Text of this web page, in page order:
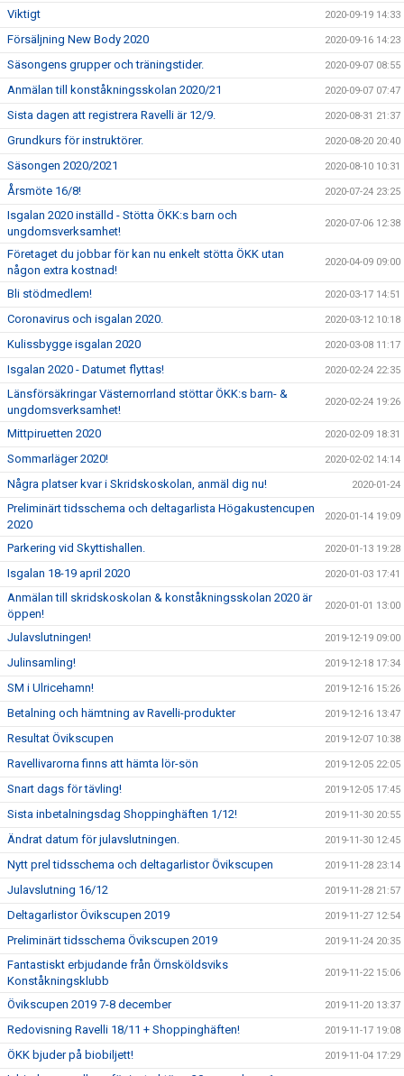
Viktigt 2020-09-19 14:33
Försäljning New Body 2020 2020-09-16 14:23
Säsongens grupper och träningstider. 2020-09-07 08:55
Anmälan till konståkningsskolan 2020/21 2020-09-07 07:47
Sista dagen att registrera Ravelli är 12/9. 2020-08-31 21:37
Grundkurs för instruktörer. 2020-08-20 20:40
Säsongen 2020/2021 2020-08-10 10:31
Årsmöte 16/8! 2020-07-24 23:25
Isgalan 2020 inställd - Stötta ÖKK:s barn och
ungdomsverksamhet!
2020-07-06 12:38
Företaget du jobbar för kan nu enkelt stötta ÖKK utan
någon extra kostnad!
2020-04-09 09:00
Bli stödmedlem! 2020-03-17 14:51
Coronavirus och isgalan 2020. 2020-03-12 10:18
Kulissbygge isgalan 2020 2020-03-08 11:17
Isgalan 2020 - Datumet flyttas! 2020-02-24 22:35
Länsförsäkringar Västernorrland stöttar ÖKK:s barn- &
ungdomsverksamhet!
2020-02-24 19:26
Mittpiruetten 2020 2020-02-09 18:31
Sommarläger 2020! 2020-02-02 14:14
Några platser kvar i Skridskoskolan, anmäl dig nu! 2020-01-24
Preliminärt tidsschema och deltagarlista Högakustencupen
2020
2020-01-14 19:09
Parkering vid Skyttishallen. 2020-01-13 19:28
Isgalan 18-19 april 2020 2020-01-03 17:41
Anmälan till skridskoskolan & konståkningsskolan 2020 är
öppen!
2020-01-01 13:00
Julavslutningen! 2019-12-19 09:00
Julinsamling! 2019-12-18 17:34
SM i Ulricehamn! 2019-12-16 15:26
Betalning och hämtning av Ravelli-produkter 2019-12-16 13:47
Resultat Övikscupen 2019-12-07 10:38
Ravellivarorna finns att hämta lör-sön 2019-12-05 22:05
Snart dags för tävling! 2019-12-05 17:45
Sista inbetalningsdag Shoppinghäften 1/12! 2019-11-30 20:55
Ändrat datum för julavslutningen. 2019-11-30 12:45
Nytt prel tidsschema och deltagarlistor Övikscupen 2019-11-28 23:14
Julavslutning 16/12 2019-11-28 21:57
Deltagarlistor Övikscupen 2019 2019-11-27 12:54
Preliminärt tidsschema Övikscupen 2019 2019-11-24 20:35
Fantastiskt erbjudande från Örnsköldsviks
Konståkningsklubb
2019-11-22 15:06
Övikscupen 2019 7-8 december 2019-11-20 13:37
Redovisning Ravelli 18/11 + Shoppinghäften! 2019-11-17 19:08
ÖKK bjuder på biobiljett! 2019-11-04 17:29